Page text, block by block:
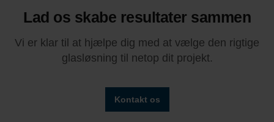
Lad os skabe resultater sammen
Vi er klar til at hjælpe dig med at vælge den rigtige
glasløsning til netop dit projekt.
Kontakt os